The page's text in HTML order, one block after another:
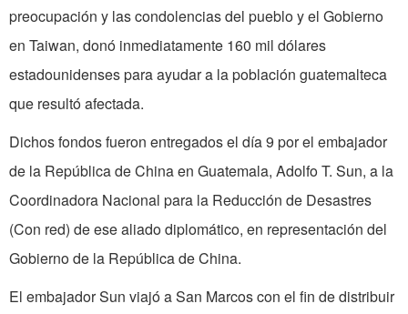
preocupación y las condolencias del pueblo y el Gobierno
en Taiwan, donó inmediatamente 160 mil dólares
estadounidenses para ayudar a la población guatemalteca
que resultó afectada.
Dichos fondos fueron entregados el día 9 por el embajador
de la República de China en Guatemala, Adolfo T. Sun, a la
Coordinadora Nacional para la Reducción de Desastres
(Con red) de ese aliado diplomático, en representación del
Gobierno de la República de China.
El embajador Sun viajó a San Marcos con el fin de distribuir